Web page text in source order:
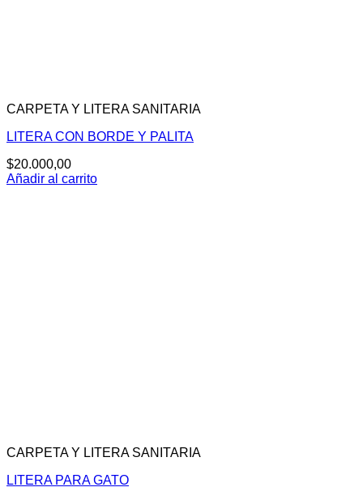
CARPETA Y LITERA SANITARIA
LITERA CON BORDE Y PALITA
$20.000,00
Añadir al carrito
CARPETA Y LITERA SANITARIA
LITERA PARA GATO